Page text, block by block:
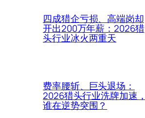
四成猎企亏损、高端岗却
开出200万年薪：2026猎
头行业冰火两重天
费率腰斩、巨头退场：
2026猎头行业洗牌加速，
谁在逆势突围？